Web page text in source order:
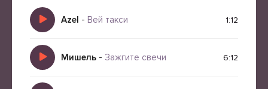
Azel - Вей такси 1:12
Мишель - Зажгите свечи 6:12